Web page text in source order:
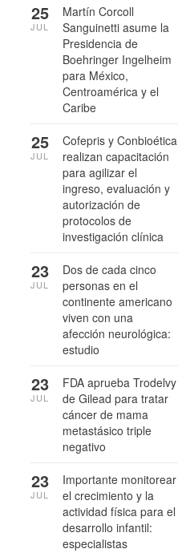
Martín Corcoll
Sanguinetti asume la
Presidencia de
Boehringer Ingelheim
para México,
Centroamérica y el
Caribe
25
JUL
Cofepris y Conbioética
realizan capacitación
para agilizar el
ingreso, evaluación y
autorización de
protocolos de
investigación clínica
25
JUL
Dos de cada cinco
personas en el
continente americano
viven con una
afección neurológica:
estudio
23
JUL
FDA aprueba Trodelvy
de Gilead para tratar
cáncer de mama
metastásico triple
negativo
23
JUL
Importante monitorear
el crecimiento y la
actividad física para el
desarrollo infantil:
especialistas
23
JUL